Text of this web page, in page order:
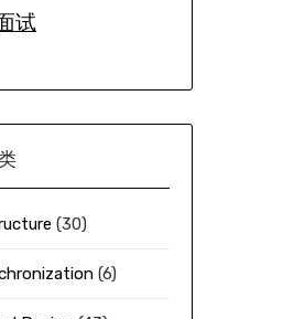
试
(30)
(6)